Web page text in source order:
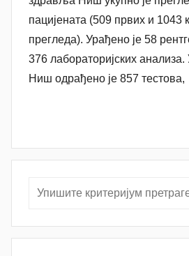
пацијенaтa (509 првих и 1043
прегледа). Урађено је 58
376 лабораторијских
Ниш одрађенo је 857 тестова,